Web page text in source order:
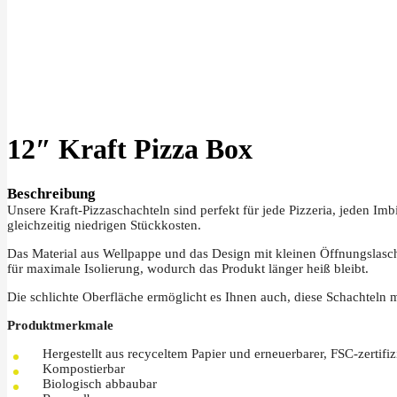
12″ Kraft Pizza Box
Beschreibung
Unsere Kraft-Pizzaschachteln sind perfekt für jede Pizzeria, jeden
gleichzeitig niedrigen Stückkosten.
Das Material aus Wellpappe und das Design mit kleinen
für maximale Isolierung, wodurch das Produkt länger heiß bleibt.
Die schlichte Oberfläche ermöglicht es Ihnen auch, diese
Produktmerkmale
Hergestellt aus recyceltem Papier und erneuerbarer, FSC-
Kompostierbar
Biologisch abbaubar